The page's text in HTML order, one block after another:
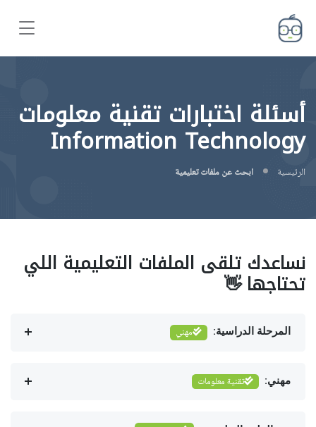
أسئلة اختبارات تقنية معلومات
Information Technology
الرئيسية ابحث عن ملفات تعليمية
نساعدك تلقى الملفات التعليمية اللي
تحتاجها 👋
المرحلة الدراسية: مهني
مهني: تقنية معلومات